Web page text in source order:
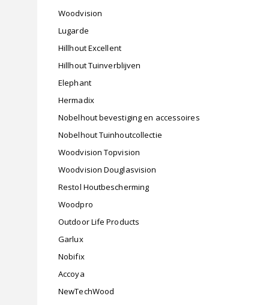
Woodvision
Lugarde
Hillhout Excellent
Hillhout Tuinverblijven
Elephant
Hermadix
Nobelhout bevestiging en accessoires
Nobelhout Tuinhoutcollectie
Woodvision Topvision
Woodvision Douglasvision
Restol Houtbescherming
Woodpro
Outdoor Life Products
Garlux
Nobifix
Accoya
NewTechWood